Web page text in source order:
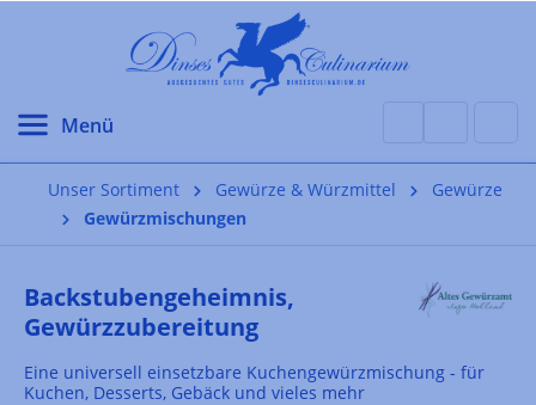
Unser Sortiment Gewürze & Würzmittel
Gewürze
Gewürzmischungen
Backstubengeheimnis,
Gewürzzubereitung
Eine universell einsetzbare Kuchengewürzmischung - für
Kuchen, Desserts, Gebäck und vieles mehr